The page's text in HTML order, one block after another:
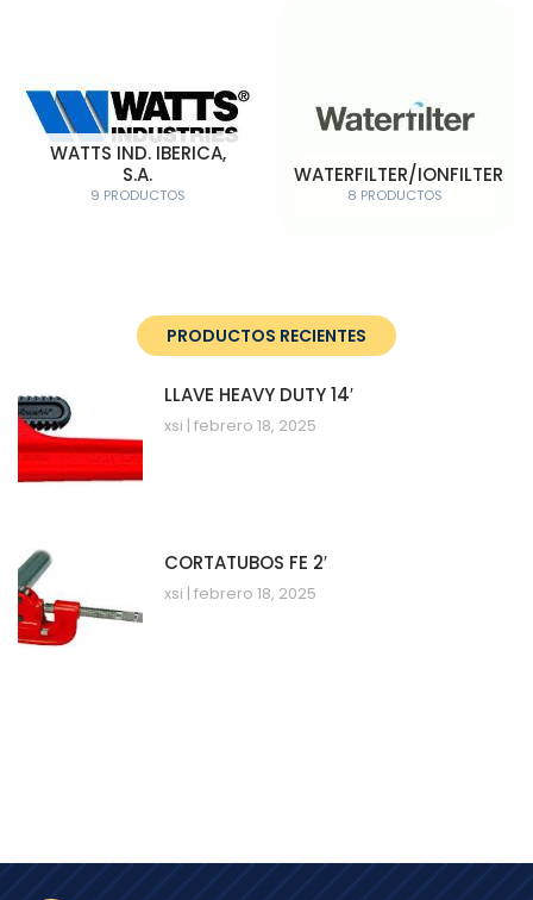
WATTS IND. IBERICA,
S.A.
9 PRODUCTOS
WATERFILTER/IONFILTER
8 PRODUCTOS
PRODUCTOS RECIENTES
LLAVE HEAVY DUTY 14′
xsi febrero 18, 2025
CORTATUBOS FE 2′
xsi febrero 18, 2025